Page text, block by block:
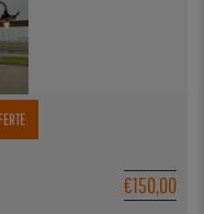
€150,00